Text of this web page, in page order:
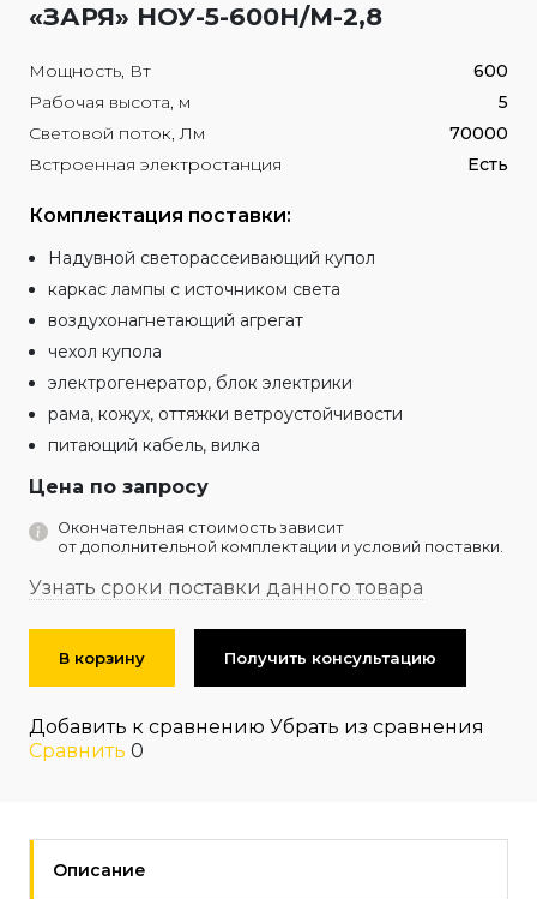
«ЗАРЯ» НОУ-5-600Н/М-2,8
Мощность, Вт
600
Рабочая высота, м
5
Световой поток, Лм
70000
Встроенная электростанция
Есть
Комплектация поставки:
Надувной светорассеивающий купол
каркас лампы с источником света
воздухонагнетающий агрегат
чехол купола
электрогенератор, блок электрики
рама, кожух, оттяжки ветроустойчивости
питающий кабель, вилка
Цена по запросу
Окончательная стоимость зависит
от дополнительной комплектации и условий поставки.
Узнать сроки поставки данного товара
В корзину Получить консультацию
Добавить к сравнению Убрать из сравнения
Сравнить 0
Описание